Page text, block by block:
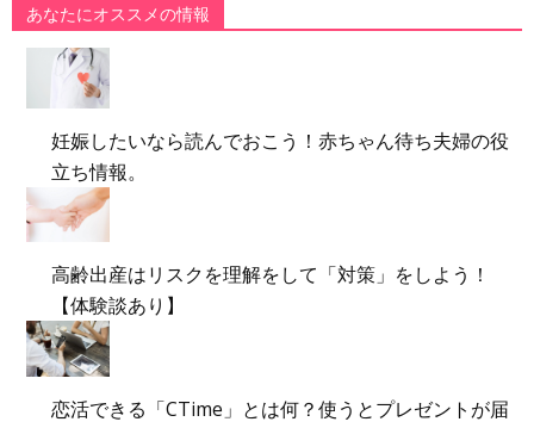
あなたにオススメの情報
妊娠したいなら読んでおこう！赤ちゃん待ち夫婦の役
立ち情報。
高齢出産はリスクを理解をして「対策」をしよう！
【体験談あり】
恋活できる「CTime」とは何？使うとプレゼントが届